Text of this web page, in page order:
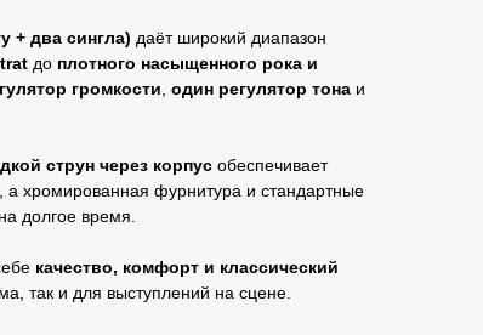
+ два сингла) даёт широкий диапазон
до плотного насыщенного рока и
громкости, один регулятор тона и
струн через корпус обеспечивает
а хромированная фурнитура и стандартные
долгое время.
качество, комфорт и классический
так и для выступлений на сцене.